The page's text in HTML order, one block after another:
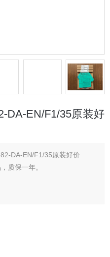
DA-EN/F1/35原装好
DA-EN/F1/35原装好价
质保一年。